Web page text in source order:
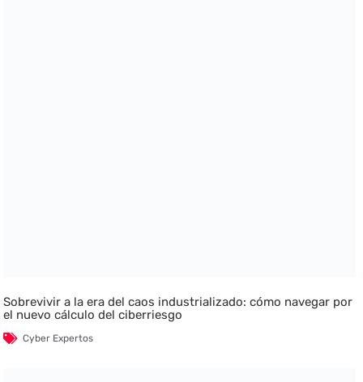
Sobrevivir a la era del caos industrializado: cómo navegar por
el nuevo cálculo del ciberriesgo
Cyber Expertos